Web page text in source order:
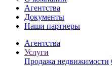
Агентства
Документы
Наши партнеры
Агентства
Услуги
Продажа недвижимости